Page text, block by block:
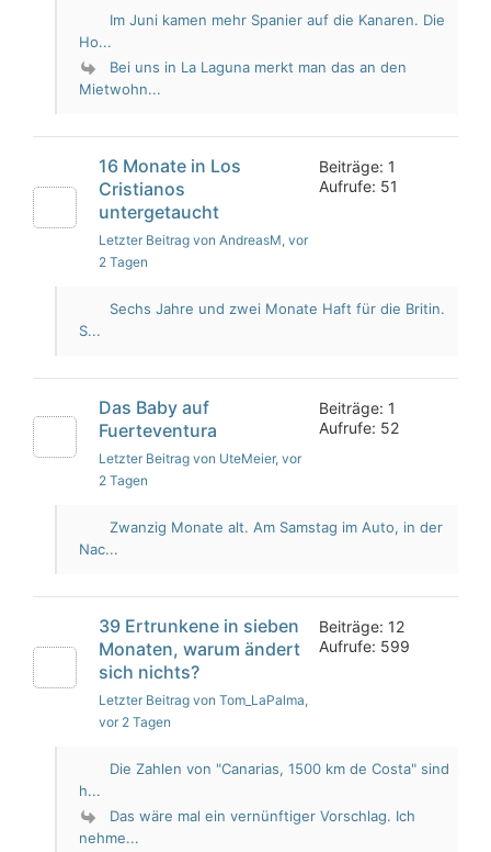
Im Juni kamen mehr Spanier auf die Kanaren. Die
Ho...
Bei uns in La Laguna merkt man das an den
Mietwohn...
16 Monate in Los
Cristianos
untergetaucht
Letzter Beitrag von AndreasM, vor
2 Tagen
Beiträge: 1
Aufrufe: 51
Sechs Jahre und zwei Monate Haft für die Britin.
S...
Das Baby auf
Fuerteventura
Letzter Beitrag von UteMeier, vor
2 Tagen
Beiträge: 1
Aufrufe: 52
Zwanzig Monate alt. Am Samstag im Auto, in der
Nac...
39 Ertrunkene in sieben
Monaten, warum ändert
sich nichts?
Letzter Beitrag von Tom_LaPalma,
vor 2 Tagen
Beiträge: 12
Aufrufe: 599
Die Zahlen von "Canarias, 1500 km de Costa" sind
h...
Das wäre mal ein vernünftiger Vorschlag. Ich
nehme...